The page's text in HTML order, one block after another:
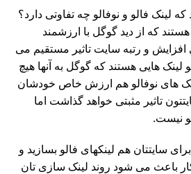
لینک فالو و نوفالو چه تفاوتی دارد؟
که از دید گوگل با ارزشمند
و رتبه سایت تاثیر مستقیم می
لینک هایی هستند که گوگل به آنها هیچ
های نوفالو هم ارزش خاص خودشان
تاثیر مثبتی خواهد گذاشت اما
نیست.
سایتتان هم لینکهای فالو بسازید و
باعث می شود روند لینک سازی تان